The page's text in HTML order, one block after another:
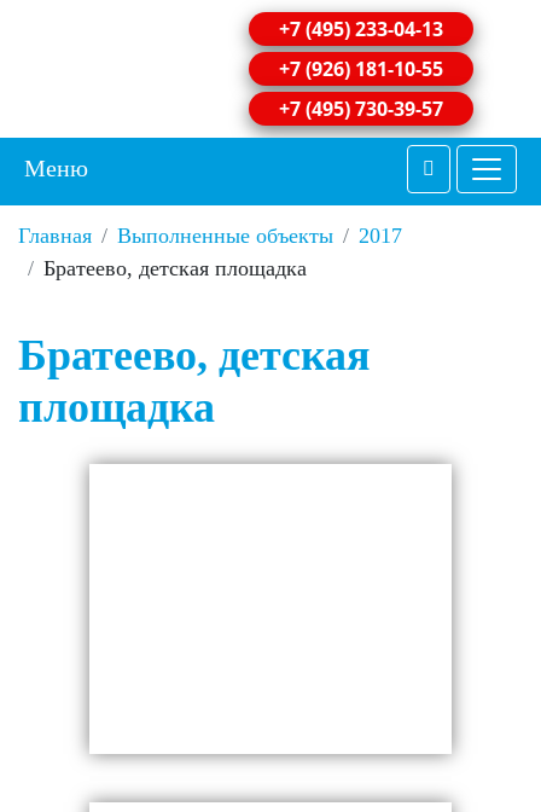
+7 (495) 233-04-13
+7 (926) 181-10-55
+7 (495) 730-39-57
Меню
Главная Выполненные объекты
2017
Братеево, детская площадка
Братеево, детская
площадка